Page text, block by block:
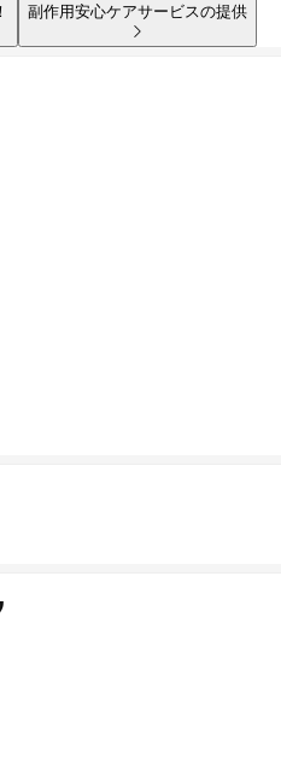
副作用安心ケアサービスの提供